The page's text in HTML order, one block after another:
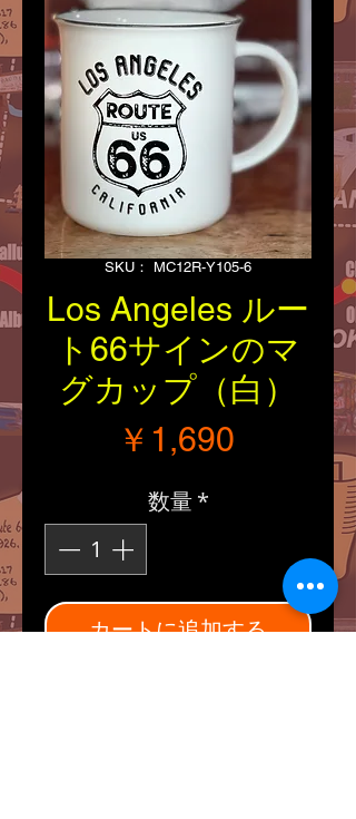
SKU： MC12R-Y105-6
Los Angeles ルー
ト66サインのマ
グカップ（白）
￥1,690価格
数量 *
カートに追加する